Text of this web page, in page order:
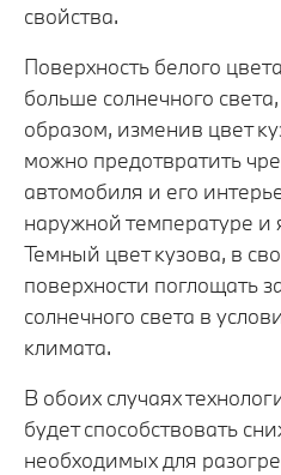
свойства.
Поверхность белого
больше солнечного
образом, изменив цвет
можно предотвратить
автомобиля и его
наружной температуре и
Темный цвет кузова, в
поверхности поглощать
солнечного света в
климата.
В обоих случаях
будет способствовать
необходимых для